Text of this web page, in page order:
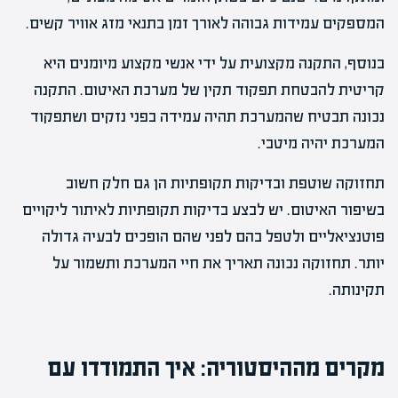
המספקים עמידות גבוהה לאורך זמן בתנאי מזג אוויר קשים.
בנוסף, התקנה מקצועית על ידי אנשי מקצוע מיומנים היא
קריטית להבטחת תפקוד תקין של מערכת האיטום. התקנה
נכונה תבטיח שהמערכת תהיה עמידה בפני נזקים ושתפקוד
המערכת יהיה מיטבי.
תחזוקה שוטפת ובדיקות תקופתיות הן גם חלק חשוב
בשיפור האיטום. יש לבצע בדיקות תקופתיות לאיתור ליקויים
פוטנציאליים ולטפל בהם לפני שהם הופכים לבעיה גדולה
יותר. תחזוקה נכונה תאריך את חיי המערכת ותשמור על
תקינותה.
מקרים מההיסטוריה: איך התמודדו עם